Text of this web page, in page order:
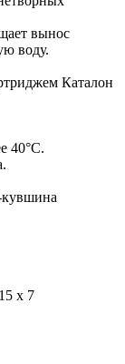
вынос
воду.
Каталон
40°С.
x 7